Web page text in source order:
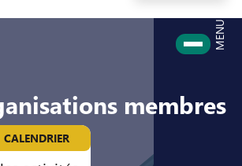
MENU
membres
CALENDRIER